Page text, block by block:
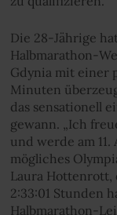
Die 28-Jährige
Halbmarathon-
Gdynia mit einer
Minuten
das sensationell
gewann. „Ich
und werde am
mögliches
Laura Hottenrott,
2:33:01 Stunden
Halbmarathon-